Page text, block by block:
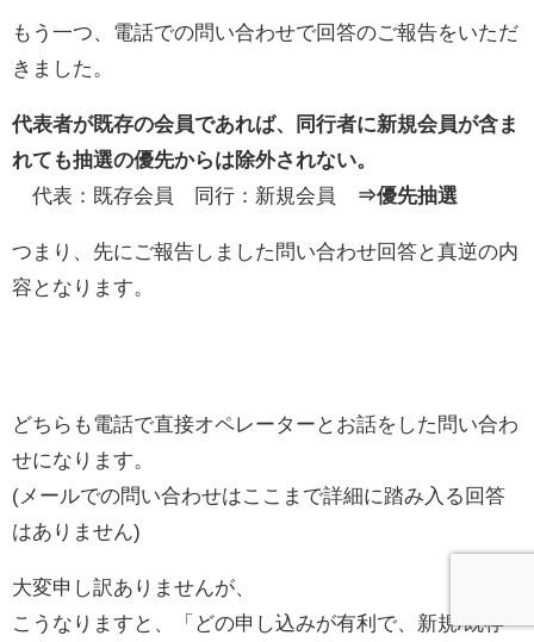
もう一つ、電話での問い合わせで回答のご報告をいただ
きました。
代表者が既存の会員であれば、同行者に新規会員が含ま
れても抽選の優先からは除外されない。
代表：既存会員 同行：新規会員
⇒優先抽選
つまり、先にご報告しました問い合わせ回答と真逆の内
容となります。
どちらも電話で直接オペレーターとお話をした問い合わ
せになります。
(メールでの問い合わせはここまで詳細に踏み入る回答
はありません)
大変申し訳ありませんが、
こうなりますと、「どの申し込みが有利で、新規/既存